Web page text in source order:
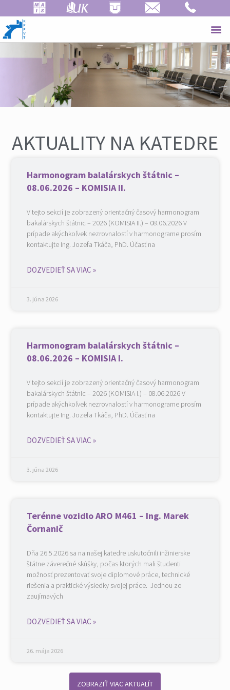
AKTUALITY NA KATEDRE
Harmonogram balalárskych štátnic –
08.06.2026 – KOMISIA II.
V tejto sekcií je zobrazený orientačný časový harmonogram
bakalárskych štátnic – 2026 (KOMISIA II.) – 08.06.2026 V
prípade akýchkoľvek nezrovnalostí v harmonograme prosím
kontaktujte Ing. Jozefa Tkáča, PhD. Účasť na
DOZVEDIEŤ SA VIAC »
3. júna 2026
Harmonogram balalárskych štátnic –
08.06.2026 – KOMISIA I.
V tejto sekcií je zobrazený orientačný časový harmonogram
bakalárskych štátnic – 2026 (KOMISIA I.) – 08.06.2026 V
prípade akýchkoľvek nezrovnalostí v harmonograme prosím
kontaktujte Ing. Jozefa Tkáča, PhD. Účasť na
DOZVEDIEŤ SA VIAC »
3. júna 2026
Terénne vozidlo ARO M461 – Ing. Marek
Čornanič
Dňa 26.5.2026 sa na našej katedre uskutočnili inžinierske
štátne záverečné skúšky, počas ktorých mali študenti
možnosť prezentovať svoje diplomové práce, technické
riešenia a praktické výsledky svojej práce. Jednou zo
zaujímavých
DOZVEDIEŤ SA VIAC »
26. mája 2026
ZOBRAZIŤ VIAC AKTUALÍT